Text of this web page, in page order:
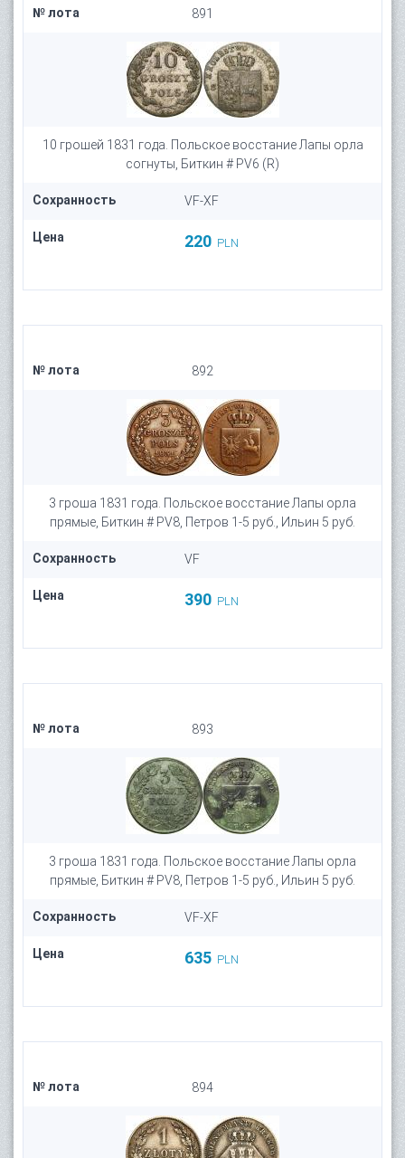
№ лота 891
10 грошей 1831 года. Польское восстание Лапы орла
согнуты, Биткин # PV6 (R)
Сохранность VF-XF
Цена 220 PLN
№ лота 892
3 гроша 1831 года. Польское восстание Лапы орла
прямые, Биткин # PV8, Петров 1-5 руб., Ильин 5 руб.
Сохранность VF
Цена 390 PLN
№ лота 893
3 гроша 1831 года. Польское восстание Лапы орла
прямые, Биткин # PV8, Петров 1-5 руб., Ильин 5 руб.
Сохранность VF-XF
Цена 635 PLN
№ лота 894